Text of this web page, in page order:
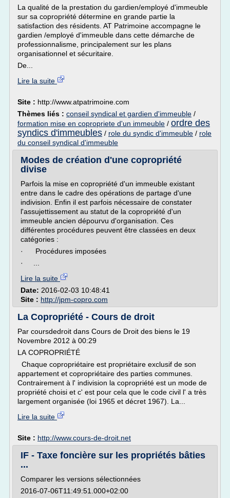
La qualité de la prestation du gardien/employé d'immeuble
sur sa copropriété détermine en grande partie la
satisfaction des résidents. AT Patrimoine accompagne le
gardien /employé d'immeuble dans cette démarche de
professionnalisme, principalement sur les plans
organisationnel et sécuritaire.
De...
Lire la suite
Site : http://www.atpatrimoine.com
Thèmes liés : conseil syndical et gardien d'immeuble /
formation mise en copropriete d'un immeuble / ordre des
syndics d'immeubles / role du syndic d'immeuble / role
du conseil syndical d'immeuble
Modes de création d'une copropriété
divise
Parfois la mise en copropriété d'un immeuble existant
entre dans le cadre des opérations de partage d'une
indivision. Enfin il est parfois nécessaire de constater
l'assujettissement au statut de la copropriété d'un
immeuble ancien dépourvu d'organisation. Ces
différentes procédures peuvent être classées en deux
catégories :
· Procédures imposées
· ...
Lire la suite
Date: 2016-02-03 10:48:41
Site : http://jpm-copro.com
La Copropriété - Cours de droit
Par coursdedroit dans Cours de Droit des biens le 19
Novembre 2012 à 00:29
LA COPROPRIÉTÉ
Chaque copropriétaire est propriétaire exclusif de son
appartement et copropriétaire des parties communes.
Contrairement à l' indivision la copropriété est un mode de
propriété choisi et c' est pour cela que le code civil l' a très
largement organisée (loi 1965 et décret 1967). La...
Lire la suite
Site : http://www.cours-de-droit.net
IF - Taxe foncière sur les propriétés bâties
...
Comparer les versions sélectionnées
2016-07-06T11:49:51.000+02:00